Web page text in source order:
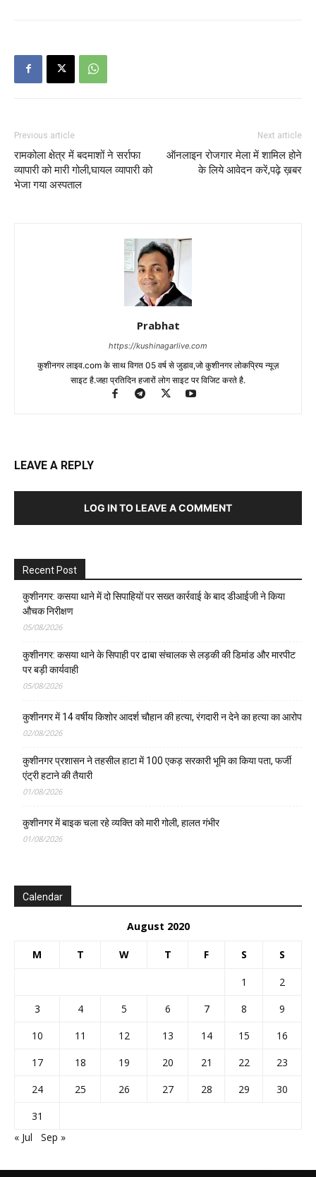
Previous article
रामकोला क्षेत्र में बदमाशों ने सर्राफा
व्यापारी को मारी गोली,घायल व्यापारी को
भेजा गया अस्पताल
Next article
ऑनलाइन रोजगार मेला में शामिल होने
के लिये आवेदन करें,पढ़े ख़बर
Prabhat
https://kushinagarlive.com
कुशीनगर लाइव.com के साथ विगत 05 वर्ष से जुडाव,जो कुशीनगर लोकप्रिय न्यूज़
साइट है.जहा प्रतिदिन हजारों लोग साइट पर विजिट करते है.
LEAVE A REPLY
LOG IN TO LEAVE A COMMENT
Recent Post
कुशीनगर: कसया थाने में दो सिपाहियों पर सख्त कार्रवाई के बाद डीआईजी ने किया
औचक निरीक्षण
05/08/2026
कुशीनगर: कसया थाने के सिपाही पर ढाबा संचालक से लड़की की डिमांड और मारपीट
पर बड़ी कार्यवाही
05/08/2026
कुशीनगर में 14 वर्षीय किशोर आदर्श चौहान की हत्या, रंगदारी न देने का हत्या का आरोप
02/08/2026
कुशीनगर प्रशासन ने तहसील हाटा में 100 एकड़ सरकारी भूमि का किया पता, फर्जी
एंट्री हटाने की तैयारी
01/08/2026
कुशीनगर में बाइक चला रहे व्यक्ति को मारी गोली, हालत गंभीर
01/08/2026
Calendar
August 2020
M T W T F S S
1
2
3
4 5 6 7 8
9
10
11 12 13 14 15
16
17
18 19 20 21 22
23
24
25 26 27 28 29
30
31
« Jul
Sep »